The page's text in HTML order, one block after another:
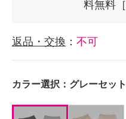
料無料［
返品・交換 ： 不可
カラー選択： グレーセット